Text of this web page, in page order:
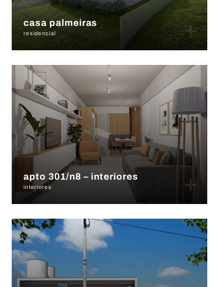
casa palmeiras
residencial +
apto 301/n8 – interiores
interiores +